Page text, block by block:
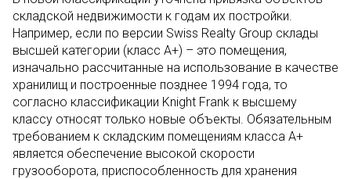
складской недвижимости к годам их постройки.
Например, если по версии Swiss Realty Group склады
высшей категории (класс А+) – это помещения,
изначально рассчитанные на использование в качестве
хранилищ и построенные позднее 1994 года, то
согласно классификации Knight Frank к высшему
классу относят только новые объекты. Обязательным
требованием к складским помещениям класса А+
является обеспечение высокой скорости
грузооборота, приспособленность для хранения